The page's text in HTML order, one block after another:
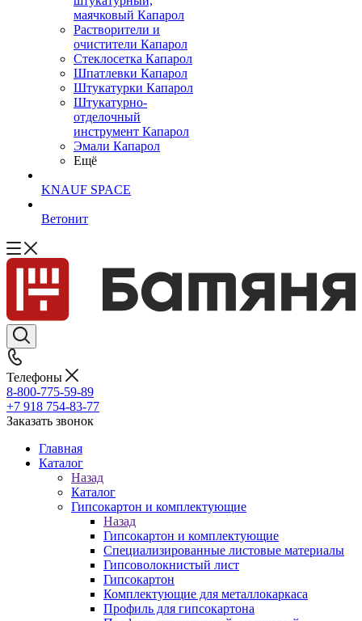
маячковый Капарол
Растворители и
очистители Капарол
Cтеклосетка Капарол
Шпатлевки Капарол
Штукатурки Капарол
Штукатурно-
отделочный
инструмент Капарол
Эмали Капарол
Ещё
KNAUF SPACE
Ветонит
Телефоны
8-800-775-59-89
+7 918 754-83-77
Заказать звонок
Главная
Каталог
Назад
Каталог
Гипсокартон и комплектующие
Назад
Гипсокартон и комплектующие
Специализированные листовые материалы
Гипсоволокнистый лист
Гипсокартон
Комплектующие для металлокаркаса
Профиль для гипсокартона